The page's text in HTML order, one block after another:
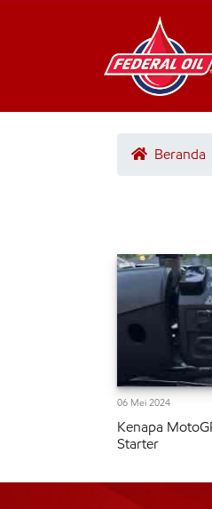
Beranda
06 Mei 2024
Kenapa
Starter